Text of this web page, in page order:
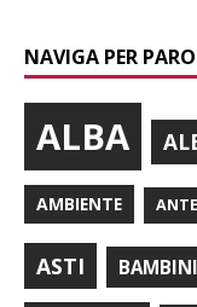
NAVIGA PER
ALBA
AMBIENTE
ASTI BAMBINI